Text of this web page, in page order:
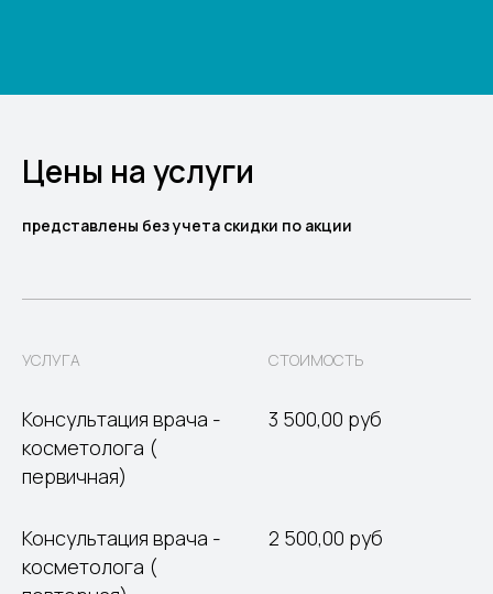
Цены на услуги
представлены без учета скидки по акции
УСЛУГА СТОИМОСТЬ
Консультация врача -
косметолога (
первичная)
3 500,00 руб
Консультация врача -
косметолога (
2 500,00 руб